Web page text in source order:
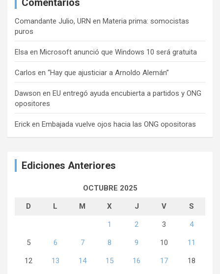
Comandante Julio, URN en Materia prima: somocistas
puros
Elsa en Microsoft anunció que Windows 10 será gratuita
Carlos en “Hay que ajusticiar a Arnoldo Alemán”
Dawson en EU entregó ayuda encubierta a partidos y ONG
opositores
Erick en Embajada vuelve ojos hacia las ONG opositoras
Ediciones Anteriores
OCTUBRE 2025
D L M X J V S
1 2 3 4
5 6 7 8 9 10 11
12 13 14 15 16 17 18